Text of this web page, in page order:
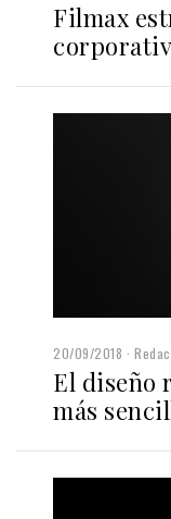
Filmax
20/09/2018
El diseño
más